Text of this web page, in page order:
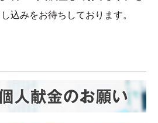
込みをお待ちしております。